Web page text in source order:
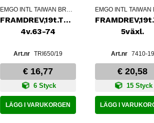
EMGO INTL TAIWAN BRANCH
FRAMDREV,19t.TRI650
4v.63-74
TRI650/19
€ 16,77
6 Styck
LÄGG I VARUKORGEN
5växl.
7410-19
€ 20,58
15 Styck
LÄGG I